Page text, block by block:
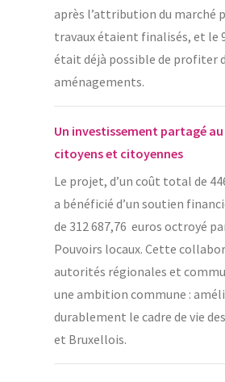
après l’attribution du marché
travaux étaient finalisés, et le
était déjà possible de profiter
aménagements.
Un investissement partagé au
citoyens et citoyennes
Le projet, d’un coût total de
a bénéficié d’un soutien
de 312 687,76 euros octroyé
Pouvoirs locaux. Cette
autorités régionales et
une ambition commune :
durablement le cadre de vie
et Bruxellois.